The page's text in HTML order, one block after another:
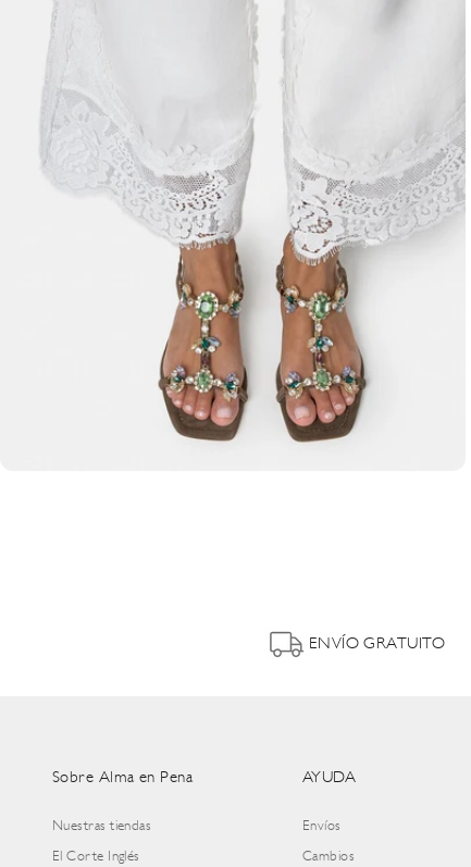
ENVÍO GRATUITO
Sobre Alma en Pena
Nuestras tiendas
El Corte Inglés
AYUDA
Envíos
Cambios